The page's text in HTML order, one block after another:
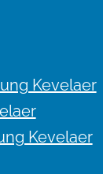
Kevelaer
Kevelaer